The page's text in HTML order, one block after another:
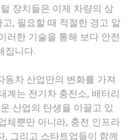
장치들은 이제 차량의 상
, 필요할 때 적절한 경고 알
러한 기술을 통해 보다 안전
집니다.
동차 산업만의 변화를 가져
계는 전기차 충전소, 배터리
산업의 탄생을 이끌고 있
체뿐만 아니라, 충전 인프라
, 그리고 스타트업들이 함께